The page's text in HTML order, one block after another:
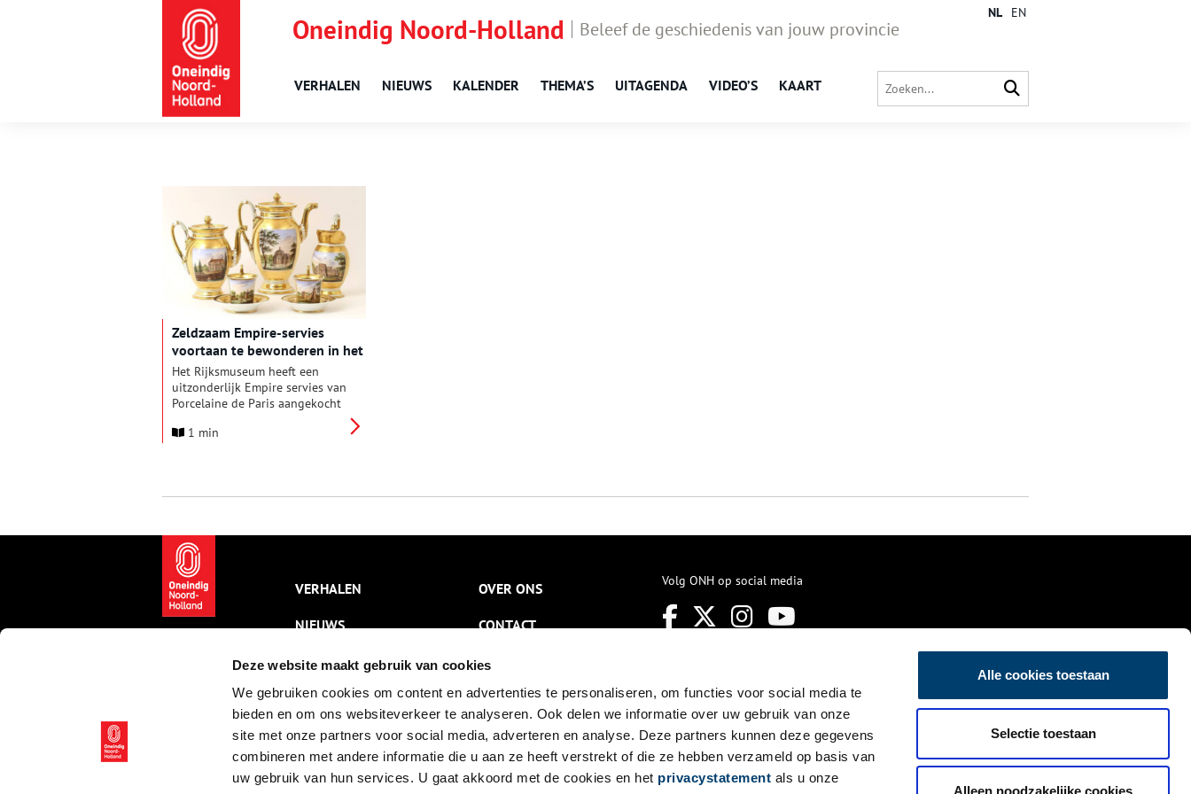
Deze website maakt gebruik van cookies
We gebruiken cookies om content en advertenties te personaliseren, om functies voor social media te
bieden en om ons websiteverkeer te analyseren. Ook delen we informatie over uw gebruik van onze
site met onze partners voor social media, adverteren en analyse. Deze partners kunnen deze gegevens
combineren met andere informatie die u aan ze heeft verstrekt of die ze hebben verzameld op basis van
uw gebruik van hun services. U gaat akkoord met de cookies en het privacystatement als u onze
Alle cookies toestaan
Selectie toestaan
Alleen noodzakelijke cookies
Oneindig Noord-Holland Beleef de geschiedenis van jouw provincie
VERHALEN NIEUWS KALENDER THEMA’S UITAGENDA VIDEO’S KAART
NL EN
Zeldzaam Empire-servies
voortaan te bewonderen in het
Rijksmuseum
Het Rijksmuseum heeft een
uitzonderlijk Empire servies van
Porcelaine de Paris aangekocht
Zon. De goed bewaarde
beschilderde voorstellingen, die
de 19e eeuw. Dankzij de
verwerving door het
Rijksmuseum is dit bijzondere
servies nu voor een breed
publiek te bewonderen.
1 min
VERHALEN
NIEUWS
KALENDER
THEMA’S
ACTIVITEITEN
VIDEO’S
OVER ONS
CONTACT
NIEUWSBRIEF
DISCLAIMER
PRIVACY
TOEGANKELIJKHEID
Volg ONH op social media